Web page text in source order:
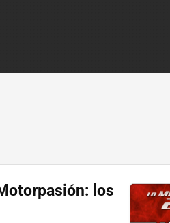
los